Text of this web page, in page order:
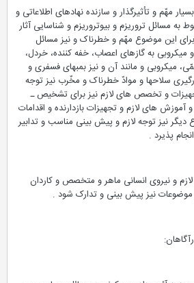
مهّم و تأثیرگذار و سازنده نهادهای اطلاعاتی و
مسائل تروریزم و بیوتروریزم و شناسایی آثار
این موضوع مهّم و خطرناک و نیز مسائل
به گازهای اعصاب، خفه کننده، خردل،
میکروبی و مانند آن و نیز بمبهای فسفری و
سلاحها و موادّ خطرناک و مخّرب نیز توجه
و تخصص های لازم نیز برای تشخیص ـ
های لازم و تجهیزات بازدارنده و اقدامات
نیز توجه لازم و پیش بینی مناسب و تدابیر
پذیرد .
و نیروی انسانی ماهر و متخصص و کاردان
نیز پیش بینی و تدارک شود .